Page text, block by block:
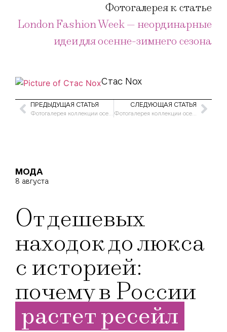
Фотогалерея к статье
London Fashion Week — неординарные
идеи для осенне-зимнего сезона
Стас Nox
ПРЕДЫДУЩАЯ СТАТЬЯ
Фотогалерея коллекции осень-зима 2004/5 от Ben de Lisi
СЛЕДУЮЩАЯ СТАТЬЯ
Фотогалерея коллекции осень-зима 2004/5 от FrostFrench
МОДА
8 августа
От дешевых
находок до люкса
с историей:
почему в России
растет ресейл